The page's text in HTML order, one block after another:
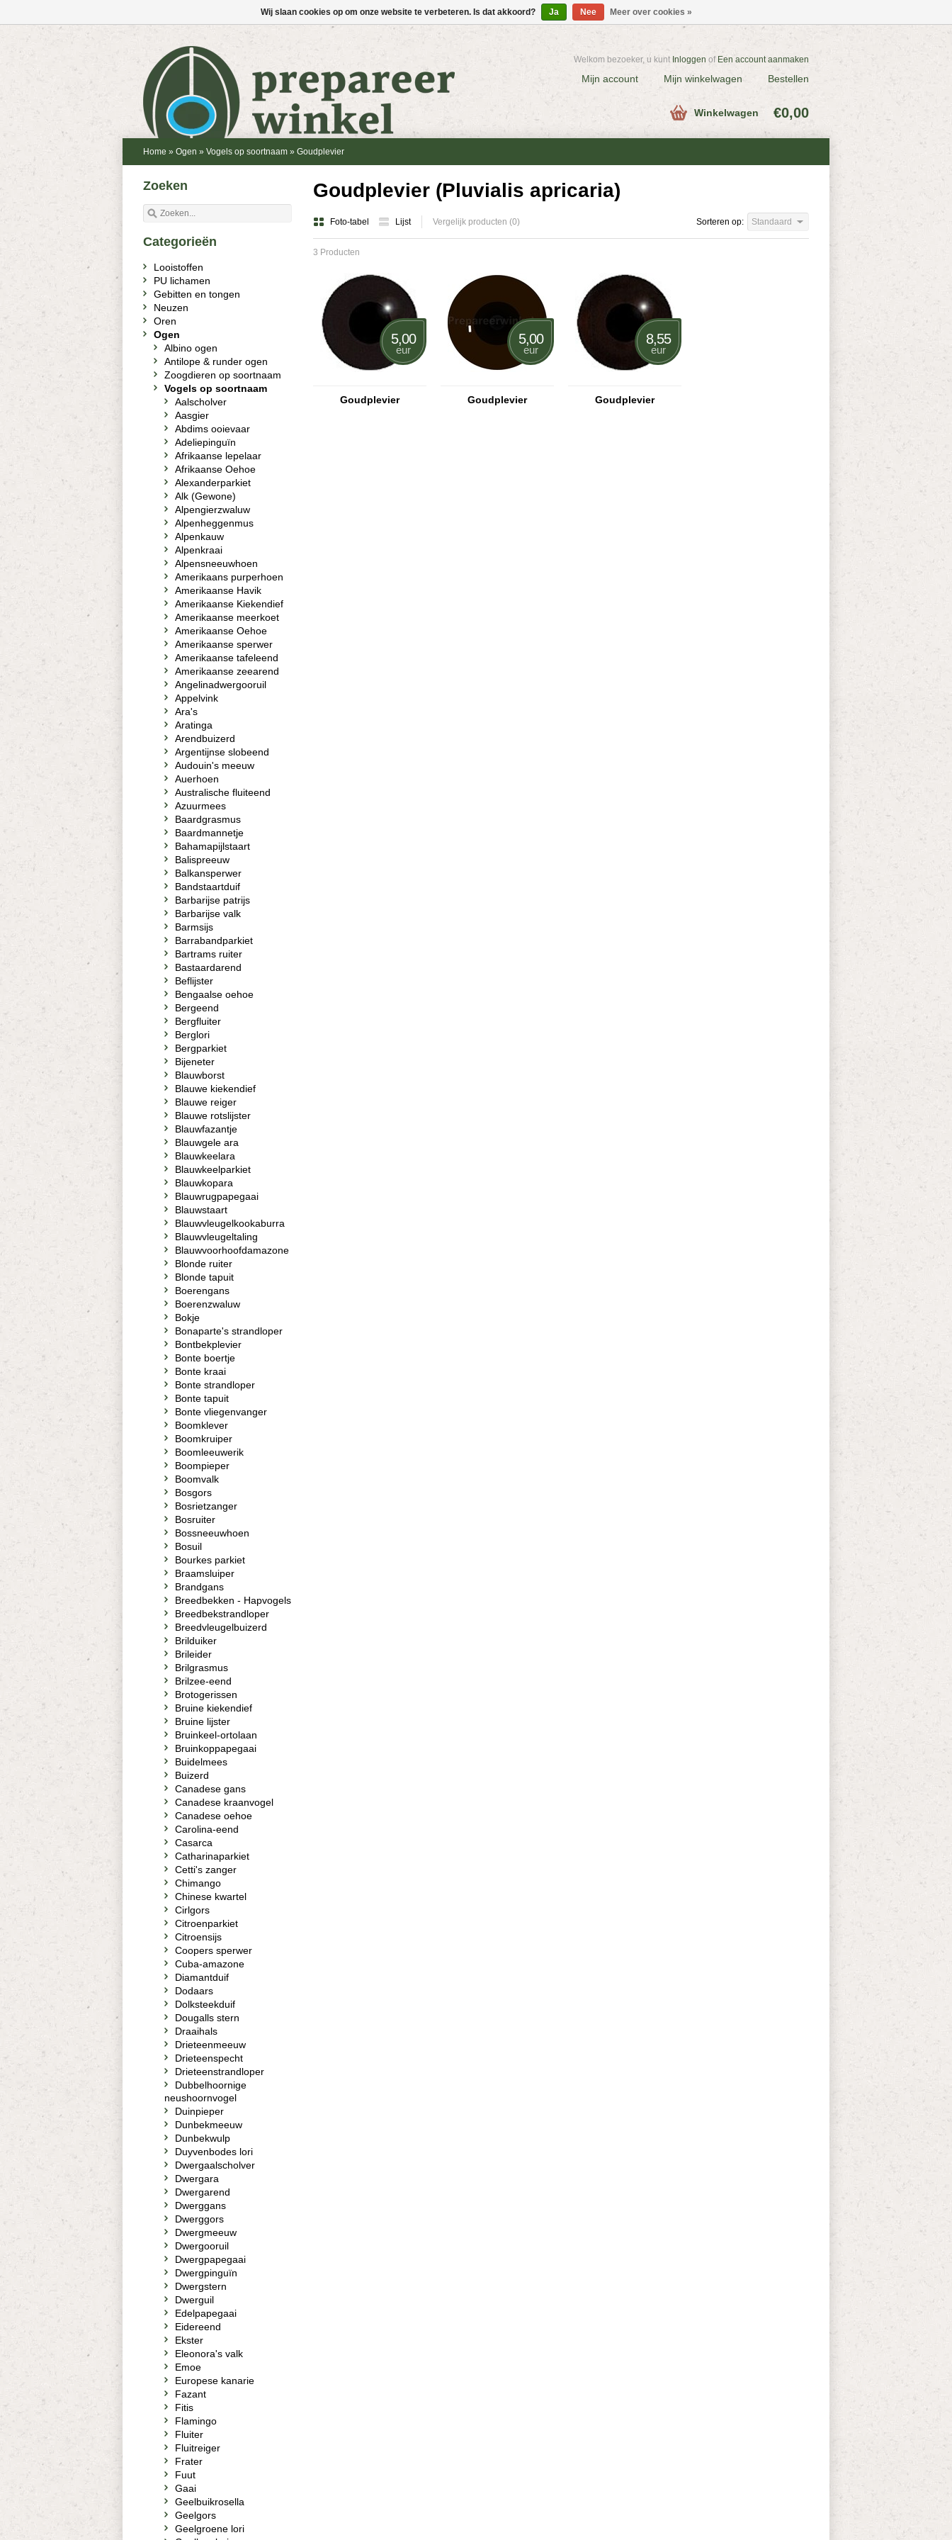
Welkom bezoeker, u kunt Inloggen of Een account aanmaken
Mijn account Mijn winkelwagen Bestellen
Winkelwagen €0,00
Home » Ogen » Vogels op soortnaam » Goudplevier
Goudplevier (Pluvialis apricaria)
Foto-tabel Lijst Vergelijk producten (0) Sorteren op: Standaard
3 Producten
5,00
eur
Goudplevier
5,00
eur
Goudplevier
8,55
eur
Goudplevier
Zoeken
Categorieën
Looistoffen
PU lichamen
Gebitten en tongen
Neuzen
Oren
Ogen
Albino ogen
Antilope & runder ogen
Zoogdieren op soortnaam
Vogels op soortnaam
Aalscholver
Aasgier
Abdims ooievaar
Adeliepinguïn
Afrikaanse lepelaar
Afrikaanse Oehoe
Alexanderparkiet
Alk (Gewone)
Alpengierzwaluw
Alpenheggenmus
Alpenkauw
Alpenkraai
Alpensneeuwhoen
Amerikaans purperhoen
Amerikaanse Havik
Amerikaanse Kiekendief
Amerikaanse meerkoet
Amerikaanse Oehoe
Amerikaanse sperwer
Amerikaanse tafeleend
Amerikaanse zeearend
Angelinadwergooruil
Appelvink
Ara's
Aratinga
Arendbuizerd
Argentijnse slobeend
Audouin's meeuw
Auerhoen
Australische fluiteend
Azuurmees
Baardgrasmus
Baardmannetje
Bahamapijlstaart
Balispreeuw
Balkansperwer
Bandstaartduif
Barbarijse patrijs
Barbarijse valk
Barmsijs
Barrabandparkiet
Bartrams ruiter
Bastaardarend
Beflijster
Bengaalse oehoe
Bergeend
Bergfluiter
Berglori
Bergparkiet
Bijeneter
Blauwborst
Blauwe kiekendief
Blauwe reiger
Blauwe rotslijster
Blauwfazantje
Blauwgele ara
Blauwkeelara
Blauwkeelparkiet
Blauwkopara
Blauwrugpapegaai
Blauwstaart
Blauwvleugelkookaburra
Blauwvleugeltaling
Blauwvoorhoofdamazone
Blonde ruiter
Blonde tapuit
Boerengans
Boerenzwaluw
Bokje
Bonaparte's strandloper
Bontbekplevier
Bonte boertje
Bonte kraai
Bonte strandloper
Bonte tapuit
Bonte vliegenvanger
Boomklever
Boomkruiper
Boomleeuwerik
Boompieper
Boomvalk
Bosgors
Bosrietzanger
Bosruiter
Bossneeuwhoen
Bosuil
Bourkes parkiet
Braamsluiper
Brandgans
Breedbekken - Hapvogels
Breedbekstrandloper
Breedvleugelbuizerd
Brilduiker
Brileider
Brilgrasmus
Brilzee-eend
Brotogerissen
Bruine kiekendief
Bruine lijster
Bruinkeel-ortolaan
Bruinkoppapegaai
Buidelmees
Buizerd
Canadese gans
Canadese kraanvogel
Canadese oehoe
Carolina-eend
Casarca
Catharinaparkiet
Cetti's zanger
Chimango
Chinese kwartel
Cirlgors
Citroenparkiet
Citroensijs
Coopers sperwer
Cuba-amazone
Diamantduif
Dodaars
Dolksteekduif
Dougalls stern
Draaihals
Drieteenmeeuw
Drieteenspecht
Drieteenstrandloper
Dubbelhoornige
neushoornvogel
Duinpieper
Dunbekmeeuw
Dunbekwulp
Duyvenbodes lori
Dwergaalscholver
Dwergara
Dwergarend
Dwerggans
Dwerggors
Dwergmeeuw
Dwergooruil
Dwergpapegaai
Dwergpinguïn
Dwergstern
Dwerguil
Edelpapegaai
Eidereend
Ekster
Eleonora's valk
Emoe
Europese kanarie
Fazant
Fitis
Flamingo
Fluiter
Fluitreiger
Frater
Fuut
Gaai
Geelbuikrosella
Geelgors
Geelgroene lori
Wij slaan cookies op om onze website te verbeteren. Is dat akkoord? Ja Nee Meer over cookies »